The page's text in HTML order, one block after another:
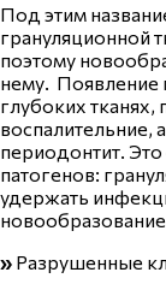
Под этим
грануляционной
поэтому
нему. Появление
глубоких тканях,
воспалительние,
периодонтит .
патогенов:
удержать
» Разрушенные